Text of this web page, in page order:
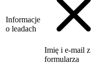
Informacje
o leadach
Imię i e-mail z
formularza